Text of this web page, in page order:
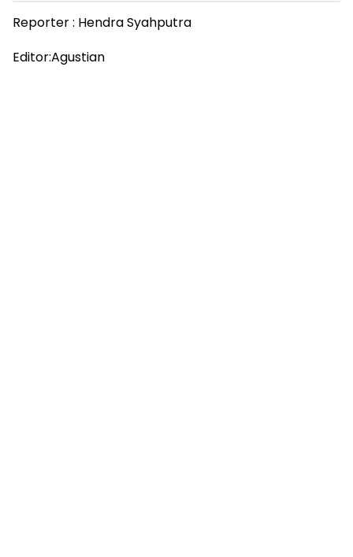
Reporter : Hendra Syahputra
Editor:Agustian